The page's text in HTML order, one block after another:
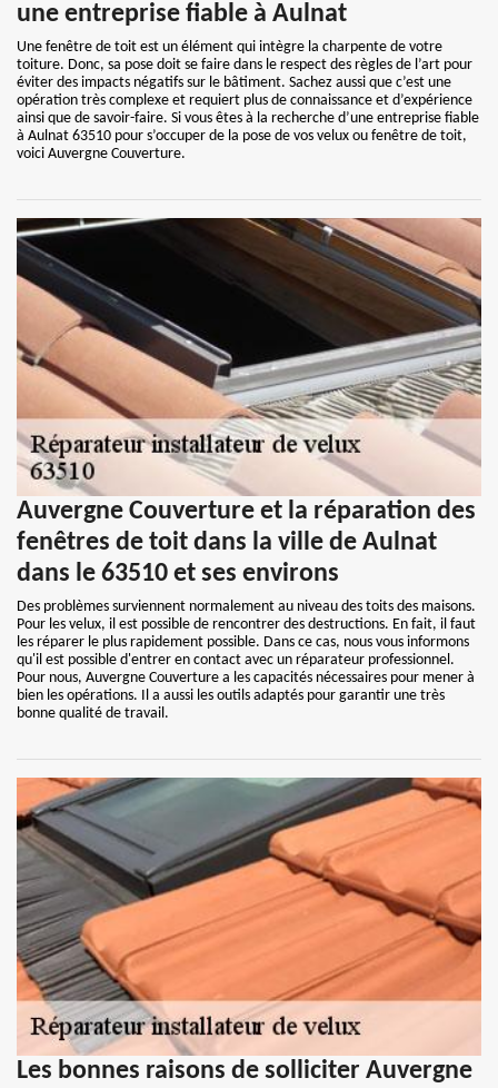
une entreprise fiable à Aulnat
Une fenêtre de toit est un élément qui intègre la charpente de votre
toiture. Donc, sa pose doit se faire dans le respect des règles de l’art pour
éviter des impacts négatifs sur le bâtiment. Sachez aussi que c’est une
opération très complexe et requiert plus de connaissance et d’expérience
ainsi que de savoir-faire. Si vous êtes à la recherche d’une entreprise fiable
à Aulnat 63510 pour s’occuper de la pose de vos velux ou fenêtre de toit,
voici Auvergne Couverture.
Auvergne Couverture et la réparation des
fenêtres de toit dans la ville de Aulnat
dans le 63510 et ses environs
Des problèmes surviennent normalement au niveau des toits des maisons.
Pour les velux, il est possible de rencontrer des destructions. En fait, il faut
les réparer le plus rapidement possible. Dans ce cas, nous vous informons
qu'il est possible d'entrer en contact avec un réparateur professionnel.
Pour nous, Auvergne Couverture a les capacités nécessaires pour mener à
bien les opérations. Il a aussi les outils adaptés pour garantir une très
bonne qualité de travail.
Les bonnes raisons de solliciter Auvergne